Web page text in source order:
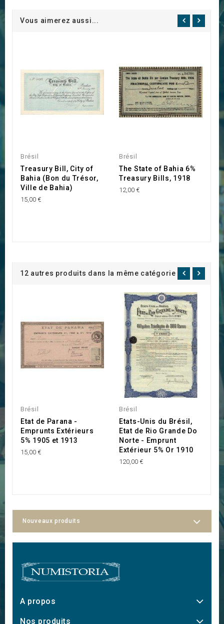
Vous aimerez aussi...
Brésil
Treasury Bill, City of
Bahia (Bon du Trésor,
Ville de Bahia)
15,00 €
Brésil
The State of Bahia 6%
Treasury Bills, 1918
12,00 €
12 autres produits dans la même catégorie :
Brésil
Etat de Parana -
Emprunts Extérieurs
5% 1905 et 1913
15,00 €
Brésil
Etats-Unis du Brésil,
Etat de Rio Grande Do
Norte - Emprunt
Extérieur 5% Or 1910
120,00 €
Nouveaux produits
A propos
Nos produits